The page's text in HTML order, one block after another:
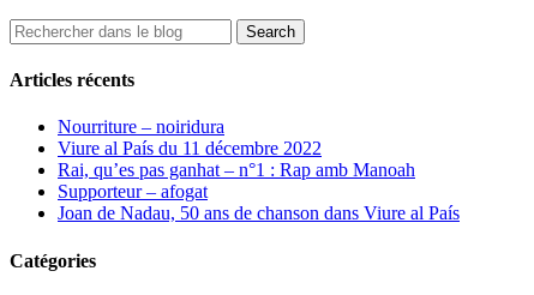
Articles récents
Nourriture – noiridura
Viure al País du 11 décembre 2022
Rai, qu’es pas ganhat – n°1 : Rap amb Manoah
Supporteur – afogat
Joan de Nadau, 50 ans de chanson dans Viure al País
Catégories